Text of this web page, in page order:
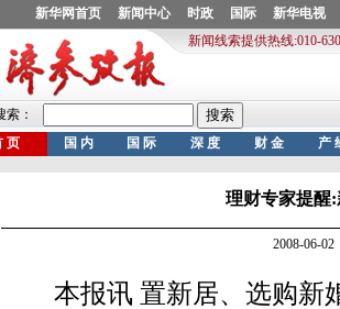
理财专家提醒
2008-06-
本报讯 置新居、选购新